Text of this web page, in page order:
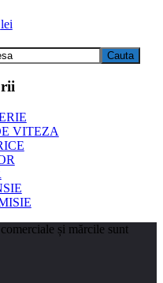
lei
VITEZA
și mărcile sunt